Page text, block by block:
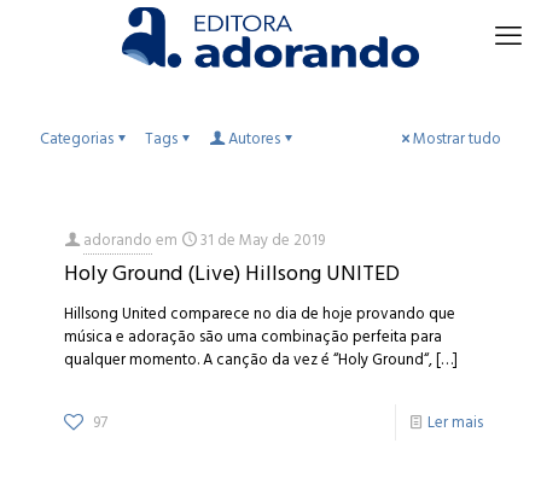
Categorias Tags Autores Mostrar tudo
adorandoem 31 de May de 2019
Holy Ground (Live) Hillsong UNITED
Hillsong United comparece no dia de hoje provando que
música e adoração são uma combinação perfeita para
qualquer momento. A canção da vez é “Holy Ground“,[…]
97 Ler mais